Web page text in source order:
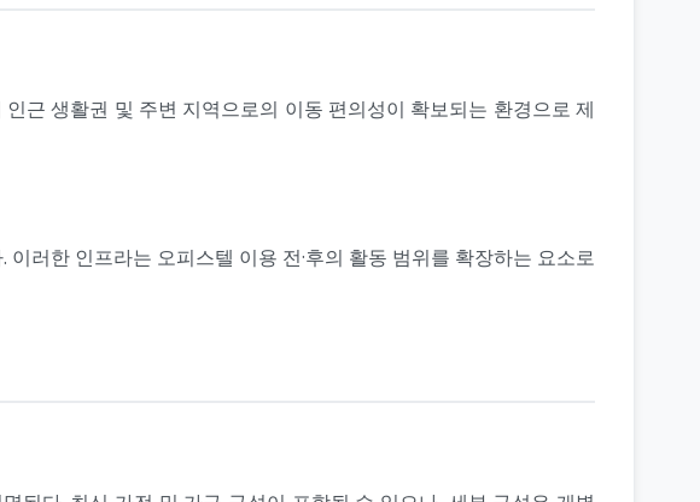
근 생활권 및 주변 지역으로의 이동 편의성이 확보되는 환경으로 제
러한 인프라는 오피스텔 이용 전·후의 활동 범위를 확장하는 요소로